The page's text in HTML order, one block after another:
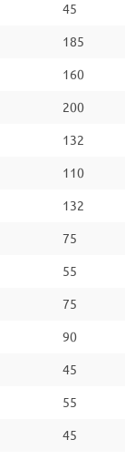
45
185
160
200
132
110
132
75
55
75
90
45
55
45